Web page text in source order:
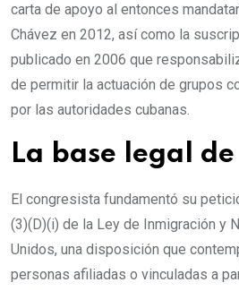
carta de apoyo al entonces
Chávez en 2012, así como la
publicado en 2006 que
de permitir la actuación de grupos
por las autoridades cubanas.
La base legal
El congresista fundamentó su
(3)(D)(i) de la Ley de Inmigración y
Unidos, una disposición que
personas afiliadas o vinculadas a